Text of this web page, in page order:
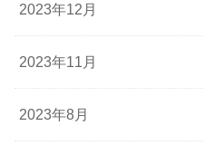
2023年12月
2023年11月
2023年8月